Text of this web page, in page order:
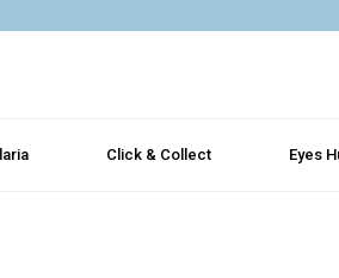
Click & Collect Eyes